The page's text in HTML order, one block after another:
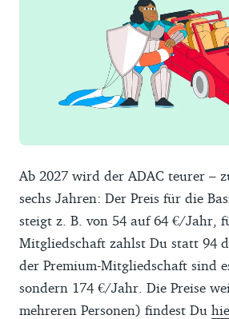
Ab 2027 wird der ADAC teurer –
sechs Jahren: Der Preis für die
steigt z. B. von 54 auf 64 €/Jahr,
Mitgliedschaft zahlst Du statt 94
der Premium-Mitgliedschaft sind
sondern 174 €/Jahr. Die Preise
mehreren Personen) findest Du